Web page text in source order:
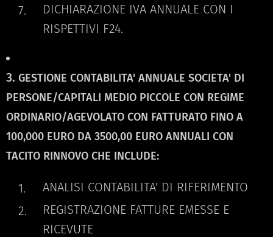
DICHIARAZIONE IVA ANNUALE CON I
RISPETTIVI F24.
3. GESTIONE CONTABILITA' ANNUALE SOCIETA' DI
PERSONE/CAPITALI MEDIO PICCOLE CON REGIME
ORDINARIO/AGEVOLATO CON FATTURATO FINO A
100,000 EURO DA 3500,00 EURO ANNUALI CON
TACITO RINNOVO CHE INCLUDE:
ANALISI CONTABILITA' DI RIFERIMENTO
REGISTRAZIONE FATTURE EMESSE E
RICEVUTE